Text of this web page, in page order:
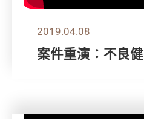
2019.04.08
案件重演：不良